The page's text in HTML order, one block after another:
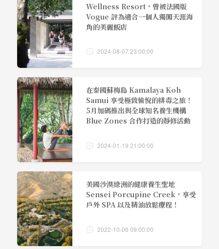
Wellness Resort，曾被法國版
Vogue 評為適合一個人獨闖天涯海
角的美麗飯店
2024-08-07 23:00:00
在泰國蘇梅島 Kamalaya Koh
Samui 享受極致愉悅的排毒之旅！
5月加碼推出與全球知名養生機構
Blue Zones 合作打造的靜修活動
2024-01-19 21:00:00
美國沙漠綠洲的健康養生聖地
Sensei Porcupine Creek，享受
戶外 SPA 以及精油放鬆療程！
2022-10-06 09:00:00